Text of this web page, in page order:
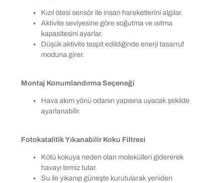
Kızıl ötesi sensör ile insan hareketlerini algılar.
Aktivite seviyesine göre soğutma ve ısıtma
kapasitesini ayarlar.
Düşük aktivite tespit edildiğinde enerji tasarruf
moduna girer.
Montaj Konumlandırma Seçeneği
Hava akım yönü odanın yapısına uyacak şekilde
ayarlanabilir.
Fotokatalitik Yıkanabilir Koku Filtresi
Kötü kokuya neden olan molekülleri gidererek
havayı temiz tutar.
Su ile yıkanıp güneşte kurutularak yeniden